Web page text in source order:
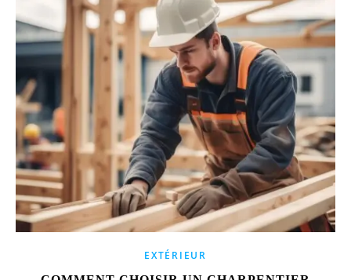
EXTÉRIEUR